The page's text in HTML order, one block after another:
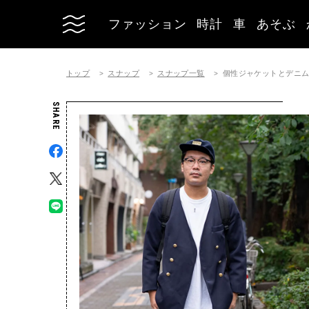
ファッション 時計 車 あそぶ
トップ スナップ スナップ一覧 個性ジャケットとデニ
SHARE